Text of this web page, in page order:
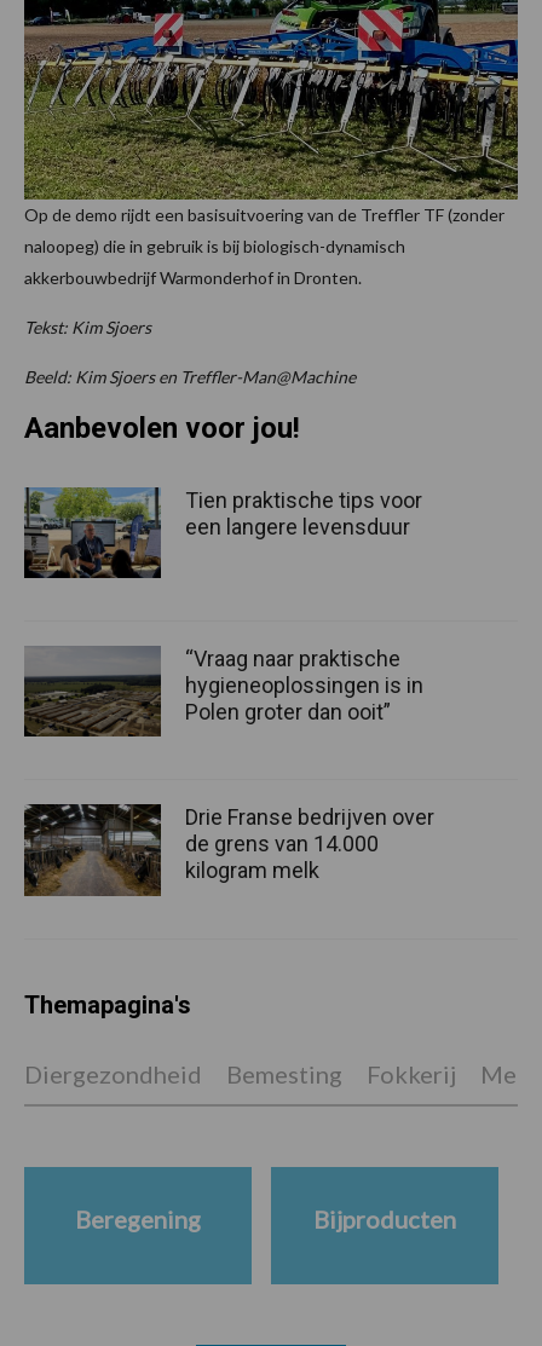
Op de demo rijdt een basisuitvoering van de Treffler TF (zonder
naloopeg) die in gebruik is bij biologisch-dynamisch
akkerbouwbedrijf Warmonderhof in Dronten.
Tekst: Kim Sjoers
Beeld: Kim Sjoers en Treffler-Man@Machine
Aanbevolen voor jou!
Tien praktische tips voor
een langere levensduur
“Vraag naar praktische
hygieneoplossingen is in
Polen groter dan ooit”
Drie Franse bedrijven over
de grens van 14.000
kilogram melk
Themapagina's
Diergezondheid Bemesting Fokkerij
Beregening Bijproducten